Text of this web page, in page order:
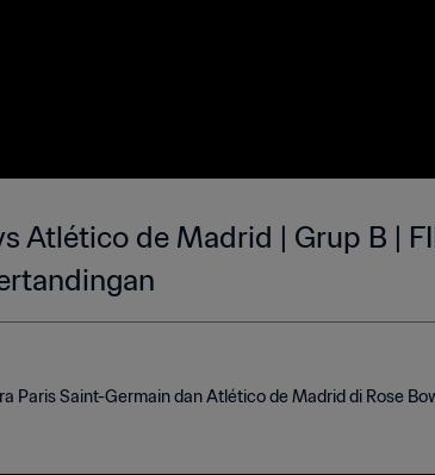
Atlético de Madrid | Grup B |
Paris Saint-Germain dan Atlético de Madrid di Rose